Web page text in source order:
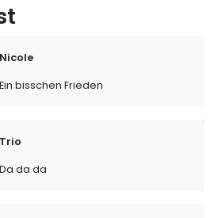
Nicole
Ein bisschen Frieden
Trio
Da da da